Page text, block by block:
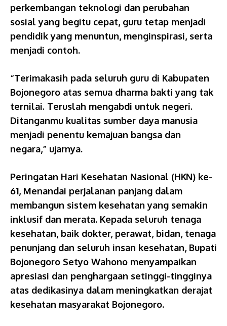
perkembangan teknologi dan perubahan
sosial yang begitu cepat, guru tetap menjadi
pendidik yang menuntun, menginspirasi, serta
menjadi contoh.
“Terimakasih pada seluruh guru di Kabupaten
Bojonegoro atas semua dharma bakti yang tak
ternilai. Teruslah mengabdi untuk negeri.
Ditanganmu kualitas sumber daya manusia
menjadi penentu kemajuan bangsa dan
negara,” ujarnya.
Peringatan Hari Kesehatan Nasional (HKN) ke-
61, Menandai perjalanan panjang dalam
membangun sistem kesehatan yang semakin
inklusif dan merata. Kepada seluruh tenaga
kesehatan, baik dokter, perawat, bidan, tenaga
penunjang dan seluruh insan kesehatan, Bupati
Bojonegoro Setyo Wahono menyampaikan
apresiasi dan penghargaan setinggi-tingginya
atas dedikasinya dalam meningkatkan derajat
kesehatan masyarakat Bojonegoro.